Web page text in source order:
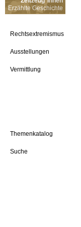
Erzählte Geschichte
Rechtsextremismus
Ausstellungen
Vermittlung
Themenkatalog
Suche